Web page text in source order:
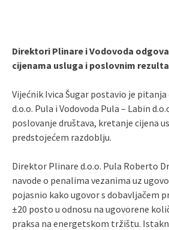
Direktori Plinare i Vodovoda
cijenama usluga i poslovnim
Vijećnik Ivica Šugar postavio je
d.o.o. Pula i Vodovoda Pula – Labin
poslovanje društava, kretanje cijena
predstojećem razdoblju.
Direktor Plinare d.o.o. Pula Roberto
navode o penalima vezanima uz
pojasnio kako ugovor s dobavljačem
±20 posto u odnosu na ugovorene
praksa na energetskom tržištu.